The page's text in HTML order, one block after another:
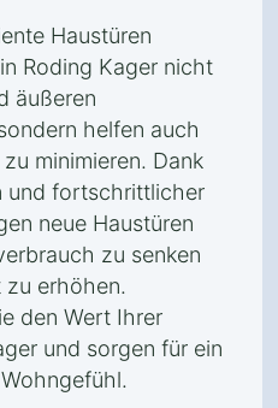
Haustüren
Roding Kager nicht
äußeren
helfen auch
minimieren. Dank
und fortschrittlicher
neue Haustüren
zu senken
erhöhen.
den Wert Ihrer
und sorgen für ein